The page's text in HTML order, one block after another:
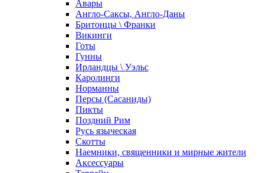
Авары
Англо-Саксы, Англо-Даны
Бритонцы \ Франки
Викинги
Готы
Гунны
Ирландцы \ Уэльс
Каролинги
Норманны
Персы (Сасаниды)
Пикты
Поздний Рим
Русь языческая
Скотты
Наемники, священники и мирные жители
Аксессуары